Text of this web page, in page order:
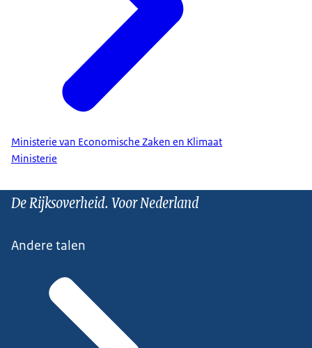
Ministerie van Economische Zaken en Klimaat
Ministerie
De Rijksoverheid. Voor Nederland
Andere talen